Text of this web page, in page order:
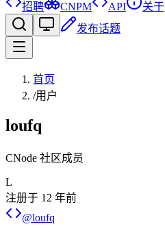
招聘 CNPM API
关于
发布话题
首页
/用户
loufq
CNode 社区成员
L
注册于 12 年前
@loufq